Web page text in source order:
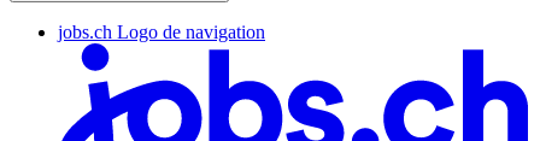
jobs.ch Logo de navigation